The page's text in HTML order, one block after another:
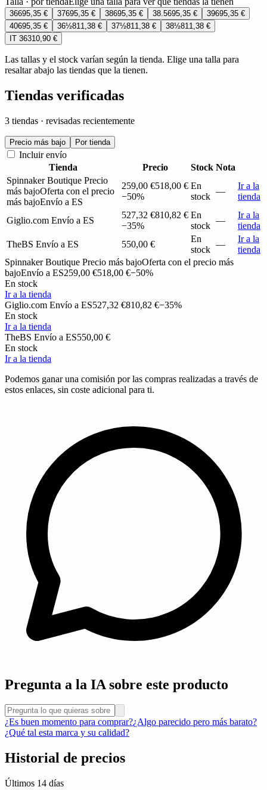
36695,35 € 37695,35 € 38695,35 € 38.5695,35 € 39695,35 €
40695,35 € 36½811,38 € 37½811,38 € 38½811,38 €
IT 36310,90 €
Las tallas y el stock varían según la tienda. Elige una talla para
resaltar abajo las tiendas que la tienen.
Tiendas verificadas
3 tiendas · revisadas recientemente
Precio más bajo Por tienda
Incluir envío
Tienda
Precio Stock Nota
Spinnaker Boutique Precio
más bajoOferta con el precio
más bajoEnvío a ES
259,00 €518,00 €
−50%
En
stock
—
Ir a la
tienda
Giglio.com Envío a ES
527,32 €810,82 €
−35%
En
stock
—
Ir a la
tienda
TheBS Envío a ES 550,00 €
En
stock
—
Ir a la
tienda
Spinnaker Boutique Precio más bajoOferta con el precio más
bajoEnvío a ES259,00 €518,00 €−50%
En stock
Ir a la tienda
Giglio.com Envío a ES527,32 €810,82 €−35%
En stock
Ir a la tienda
TheBS Envío a ES550,00 €
En stock
Ir a la tienda
Podemos ganar una comisión por las compras realizadas a través de
estos enlaces, sin coste adicional para ti.
Pregunta a la IA sobre este producto
¿Es buen momento para comprar?¿Algo parecido pero más barato?
¿Qué tal esta marca y su calidad?
Historial de precios
Últimos 14 días